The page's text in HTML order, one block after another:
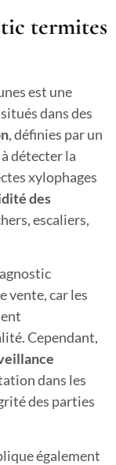
termites
est une
dans des
, définies par un
détecter la
xylophages
des
escaliers,
vente, car les
Cependant,
dans les
des parties
également